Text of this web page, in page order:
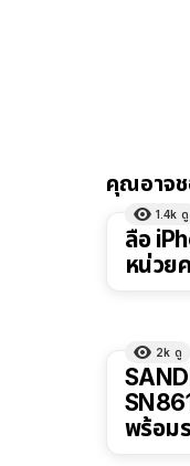
คุณอาจช
1.4k ดู
ลือ
หน่วย
2k ดู
พร้อม